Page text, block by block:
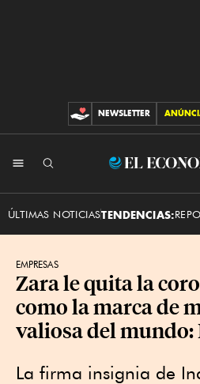
CONTRIBUCIONES
NEWSLETTER
El
ÚLTIMAS NOTICIASTENDENCIAS:
EMPRESAS
Zara le quita la
como la marca de
valiosa del
La firma insignia de